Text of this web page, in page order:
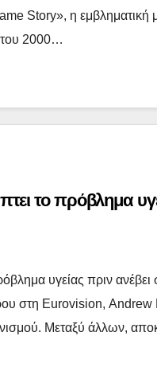
Story», η εμβληματική
του 2000…
το πρόβλημα
υγείας πριν ανέβει
στη Eurovision, Andrew
Μεταξύ άλλων,